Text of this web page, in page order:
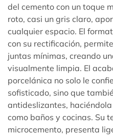
del cemento con un toque
roto, casi un gris claro,
cualquier espacio. El
con su rectificación,
juntas mínimas, creando
visualmente limpia. El
porcelánica no solo le
sofisticado, sino que
antideslizantes,
como baños y cocinas. Su
microcemento, presenta